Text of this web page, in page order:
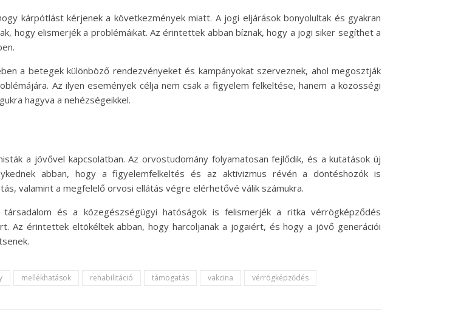
kárpótlást kérjenek a következmények miatt. A jogi eljárások bonyolultak és gyakran
hogy elismerjék a problémáikat. Az érintettek abban bíznak, hogy a jogi siker segíthet a
a betegek különböző rendezvényeket és kampányokat szerveznek, ahol megosztják
Az ilyen események célja nem csak a figyelem felkeltése, hanem a közösségi
hagyva a nehézségeikkel.
a jövővel kapcsolatban. Az orvostudomány folyamatosan fejlődik, és a kutatások új
abban, hogy a figyelemfelkeltés és az aktivizmus révén a döntéshozók is
valamint a megfelelő orvosi ellátás végre elérhetővé válik számukra.
és a közegészségügyi hatóságok is felismerjék a ritka vérrögképződés
Az érintettek eltökéltek abban, hogy harcoljanak a jogaiért, és hogy a jövő generációi
mellékhatások rehabilitáció támogatás vakcina vérrögképződés